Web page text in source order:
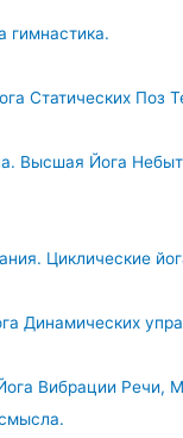
гимнастика.
Статических Поз
Высшая Йога
Циклические
Динамических
Вибрации Речи,